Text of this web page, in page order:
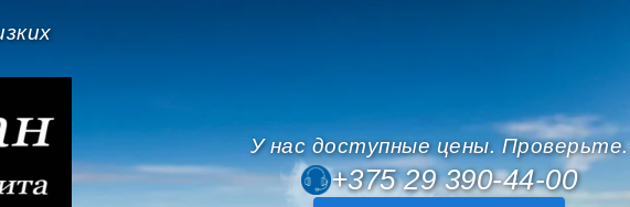
У нас доступные цены. Проверьте.
+375 29 390-44-00